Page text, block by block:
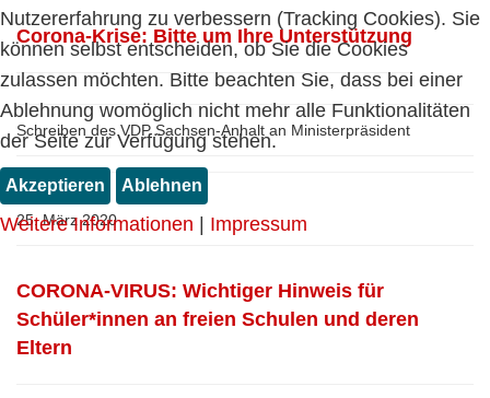
Corona-Krise: Bitte um Ihre Unterstützung
Schreiben des VDP Sachsen-Anhalt an Ministerpräsident
25. März 2020
CORONA-VIRUS: Wichtiger Hinweis für
Schüler*innen an freien Schulen und deren
Eltern
Nutzererfahrung zu verbessern (Tracking Cookies). Sie
können selbst entscheiden, ob Sie die Cookies
zulassen möchten. Bitte beachten Sie, dass bei einer
Ablehnung womöglich nicht mehr alle Funktionalitäten
der Seite zur Verfügung stehen.
Akzeptieren Ablehnen
Weitere Informationen | Impressum